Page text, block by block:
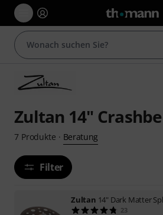
Zultan 14"
7 Produkte · Beratung
Filter
Zultan 14" Dark Matter
23